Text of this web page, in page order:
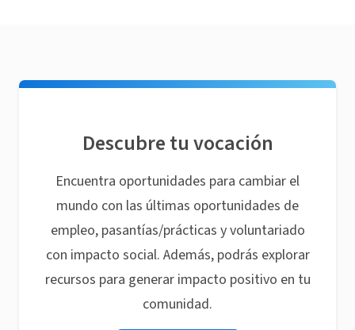
Descubre tu vocación
Encuentra oportunidades para cambiar el
mundo con las últimas oportunidades de
empleo, pasantías/prácticas y voluntariado
con impacto social. Además, podrás explorar
recursos para generar impacto positivo en tu
comunidad.